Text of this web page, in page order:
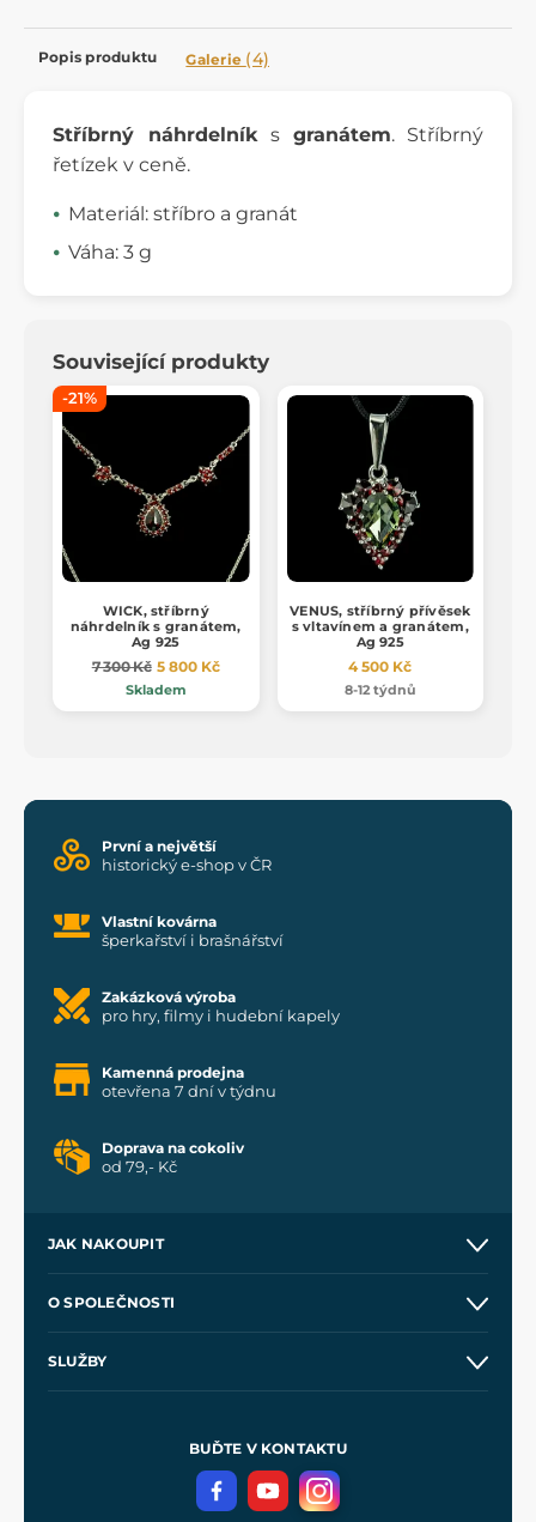
Popis produktu Galerie (4)
Stříbrný náhrdelník s granátem. Stříbrný
řetízek v ceně.
Materiál: stříbro a granát
Váha: 3 g
Související produkty
-21%
WICK, stříbrný
náhrdelník s granátem,
Ag 925
7 300 Kč 5 800 Kč
Skladem
VENUS, stříbrný přívěsek
s vltavínem a granátem,
Ag 925
4 500 Kč
8-12 týdnů
První a největší
historický e-shop v ČR
Vlastní kovárna
šperkařství i brašnářství
Zakázková výroba
pro hry, filmy i hudební kapely
Kamenná prodejna
otevřena 7 dní v týdnu
Doprava na cokoliv
od 79,- Kč
JAK NAKOUPIT
Velkoobchod
O SPOLEČNOSTI
SLUŽBY
Meče pro Kingdom Come
BUĎTE V KONTAKTU